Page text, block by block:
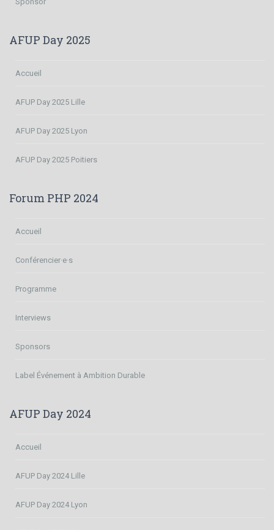
AFUP Day 2025
Accueil
AFUP Day 2025 Lille
AFUP Day 2025 Lyon
AFUP Day 2025 Poitiers
Forum PHP 2024
Accueil
Conférencier·e·s
Programme
Interviews
Sponsors
Label Événement à Ambition Durable
AFUP Day 2024
Accueil
AFUP Day 2024 Lille
AFUP Day 2024 Lyon